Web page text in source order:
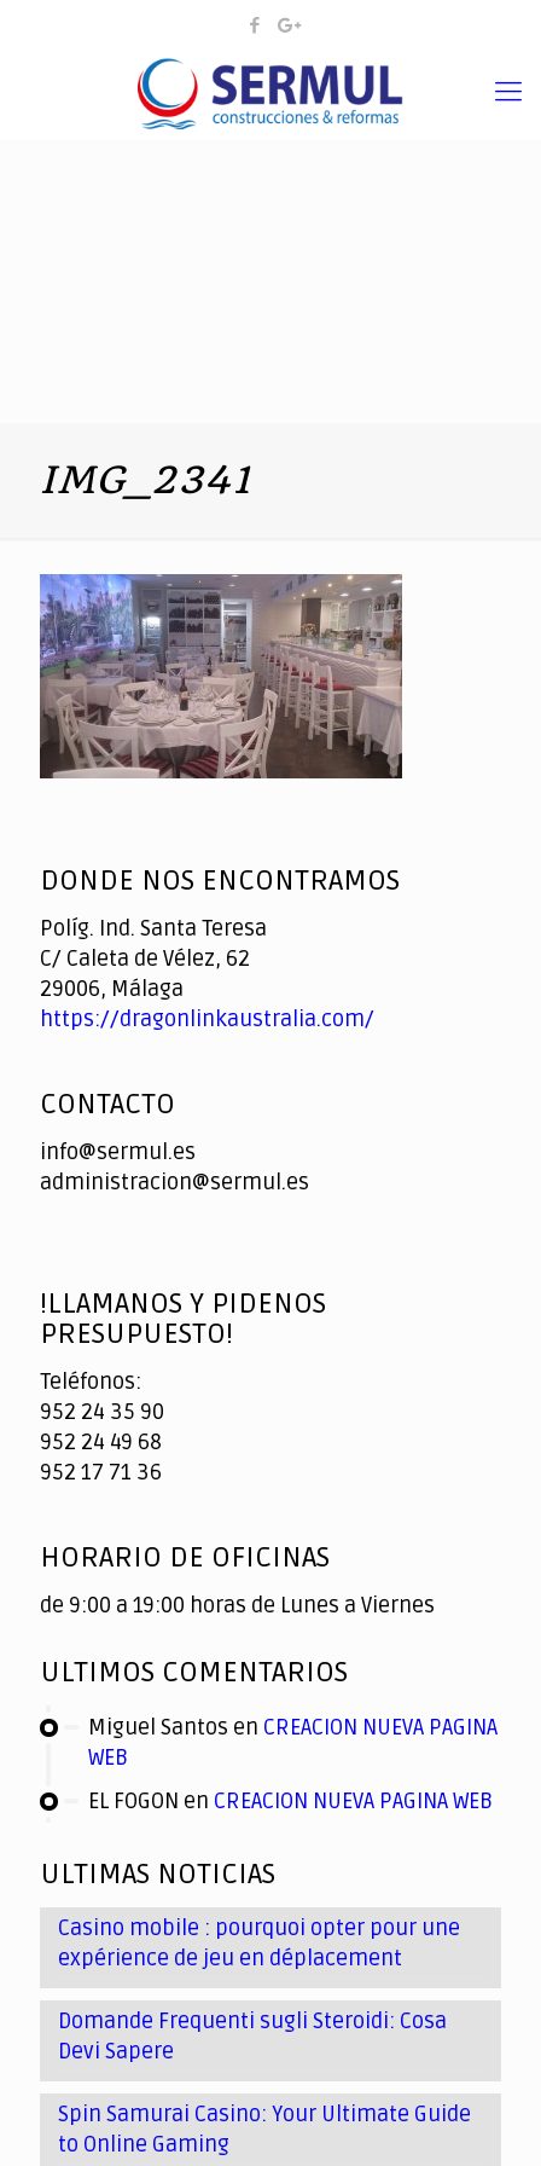
IMG_2341
DONDE NOS ENCONTRAMOS
Políg. Ind. Santa Teresa
C/ Caleta de Vélez, 62
29006, Málaga
https://dragonlinkaustralia.com/
CONTACTO
info@sermul.es
administracion@sermul.es
!LLAMANOS Y PIDENOS
PRESUPUESTO!
Teléfonos:
952 24 35 90
952 24 49 68
952 17 71 36
HORARIO DE OFICINAS
de 9:00 a 19:00 horas de Lunes a Viernes
ULTIMOS COMENTARIOS
Miguel Santos en CREACION NUEVA PAGINA
WEB
EL FOGON en CREACION NUEVA PAGINA WEB
ULTIMAS NOTICIAS
Casino mobile : pourquoi opter pour une
expérience de jeu en déplacement
Domande Frequenti sugli Steroidi: Cosa
Devi Sapere
Spin Samurai Casino: Your Ultimate Guide
to Online Gaming